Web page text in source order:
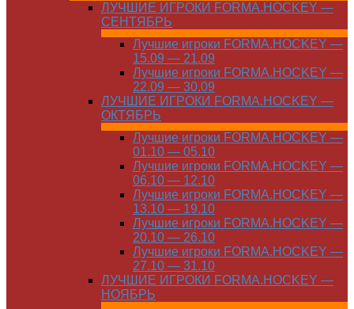
ЛУЧШИЕ ИГРОКИ FORMA.HOCKEY —
СЕНТЯБРЬ
Лучшие игроки FORMA.HOCKEY —
15.09 — 21.09
Лучшие игроки FORMA.HOCKEY —
22.09 — 30.09
ЛУЧШИЕ ИГРОКИ FORMA.HOCKEY —
ОКТЯБРЬ
Лучшие игроки FORMA.HOCKEY —
01.10 — 05.10
Лучшие игроки FORMA.HOCKEY —
06.10 — 12.10
Лучшие игроки FORMA.HOCKEY —
13.10 — 19.10
Лучшие игроки FORMA.HOCKEY —
20.10 — 26.10
Лучшие игроки FORMA.HOCKEY —
27.10 — 31.10
ЛУЧШИЕ ИГРОКИ FORMA.HOCKEY —
НОЯБРЬ